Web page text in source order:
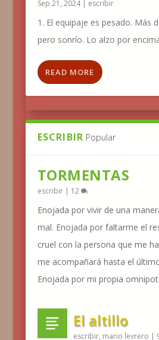
Sep 21, 2024| escribir
1. El equipaje es pesado. Más
pero sonrío. Lo alzo por
READ MORE
ESCRIBIR Popular
TORMENTAS
escribir| 12
Enojada por vivir de una
mal. Enojada por faltarme el
cruel con la persona que me
me acompañará hasta el
Enojada por mi propia
El altillo
escribir, mario levrero |